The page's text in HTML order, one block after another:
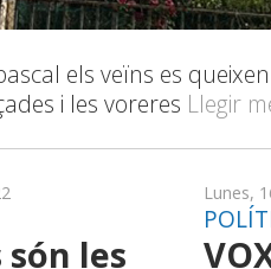
els veïns es
i les voreres Llegir
són les
Lunes,